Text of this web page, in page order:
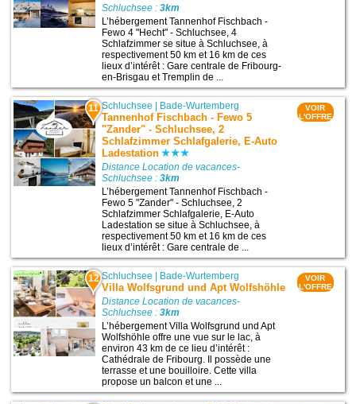
Schluchsee :3km
L’hébergement Tannenhof Fischbach -
Fewo 4 "Hecht" - Schluchsee, 4
Schlafzimmer se situe à Schluchsee, à
respectivement 50 km et 16 km de ces
lieux d’intérêt : Gare centrale de Fribourg-
en-Brisgau et Tremplin de ...
11 Schluchsee | Bade-Wurtemberg
Tannenhof Fischbach - Fewo 5
"Zander" - Schluchsee, 2
Schlafzimmer Schlafgalerie, E-Auto
Ladestation
Distance Location de vacances-
Schluchsee :3km
L’hébergement Tannenhof Fischbach -
Fewo 5 "Zander" - Schluchsee, 2
Schlafzimmer Schlafgalerie, E-Auto
Ladestation se situe à Schluchsee, à
respectivement 50 km et 16 km de ces
lieux d’intérêt : Gare centrale de ...
VOIR
L'OFFRE
12 Schluchsee | Bade-Wurtemberg
Villa Wolfsgrund und Apt Wolfshöhle
Distance Location de vacances-
Schluchsee :3km
L’hébergement Villa Wolfsgrund und Apt
Wolfshöhle offre une vue sur le lac, à
environ 43 km de ce lieu d’intérêt :
Cathédrale de Fribourg. Il possède une
terrasse et une bouilloire. Cette villa
propose un balcon et une ...
VOIR
L'OFFRE